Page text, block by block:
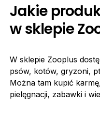
Jakie
w sklepie
W sklepie Zooplus
psów, kotów, gryzoni,
Można tam kupić
pielęgnacji, zabawki i